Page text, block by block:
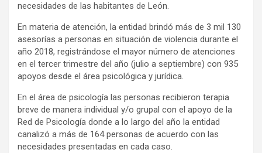
necesidades de las habitantes de León.
En materia de atención, la entidad brindó más de 3 mil 130
asesorías a personas en situación de violencia durante el
año 2018, registrándose el mayor número de atenciones
en el tercer trimestre del año (julio a septiembre) con 935
apoyos desde el área psicológica y jurídica.
En el área de psicología las personas recibieron terapia
breve de manera individual y/o grupal con el apoyo de la
Red de Psicología donde a lo largo del año la entidad
canalizó a más de 164 personas de acuerdo con las
necesidades presentadas en cada caso.